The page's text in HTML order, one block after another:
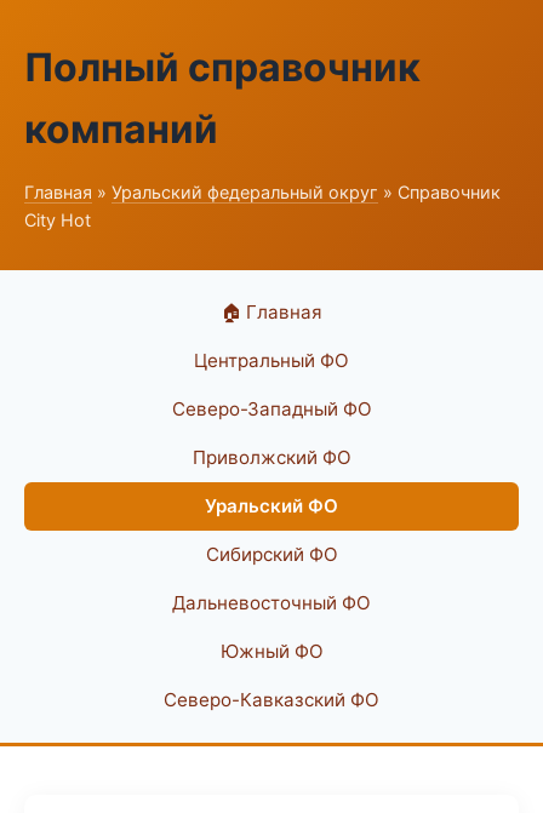
Полный справочник
компаний
Главная » Уральский федеральный округ » Справочник
City Hot
🏠 Главная
Центральный ФО
Северо-Западный ФО
Приволжский ФО
Уральский ФО
Сибирский ФО
Дальневосточный ФО
Южный ФО
Северо-Кавказский ФО